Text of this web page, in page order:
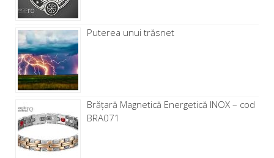
Puterea unui trăsnet
Brăţară Magnetică Energetică INOX – cod
BRA071